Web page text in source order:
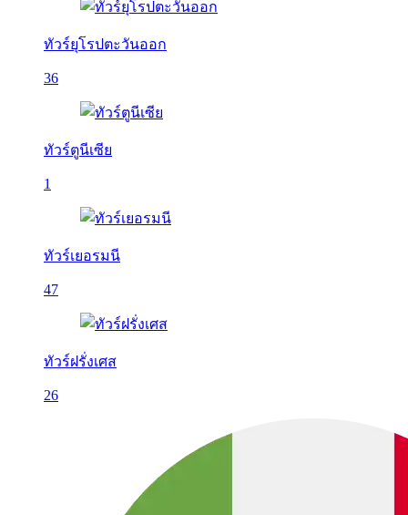
ทัวร์ยุโรปตะวันออก
36
ทัวร์ตูนีเซีย
1
ทัวร์เยอรมนี
47
ทัวร์ฝรั่งเศส
26